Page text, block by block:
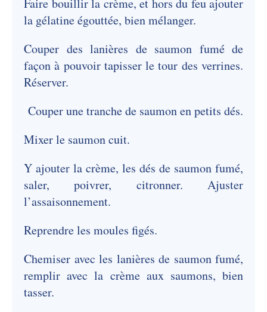
Faire bouillir la crème, et hors du feu ajouter
la gélatine égouttée, bien mélanger.
Couper des lanières de saumon fumé de
façon à pouvoir tapisser le tour des verrines.
Réserver.
Couper une tranche de saumon en petits dés.
Mixer le saumon cuit.
Y ajouter la crème, les dés de saumon fumé,
saler, poivrer, citronner. Ajuster
l’assaisonnement.
Reprendre les moules figés.
Chemiser avec les lanières de saumon fumé,
remplir avec la crème aux saumons, bien
tasser.